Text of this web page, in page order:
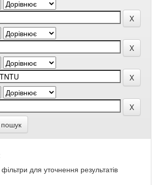
для уточнення результатів